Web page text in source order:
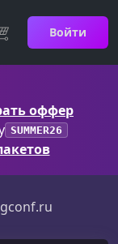
Войти
оффер
SUMMER26